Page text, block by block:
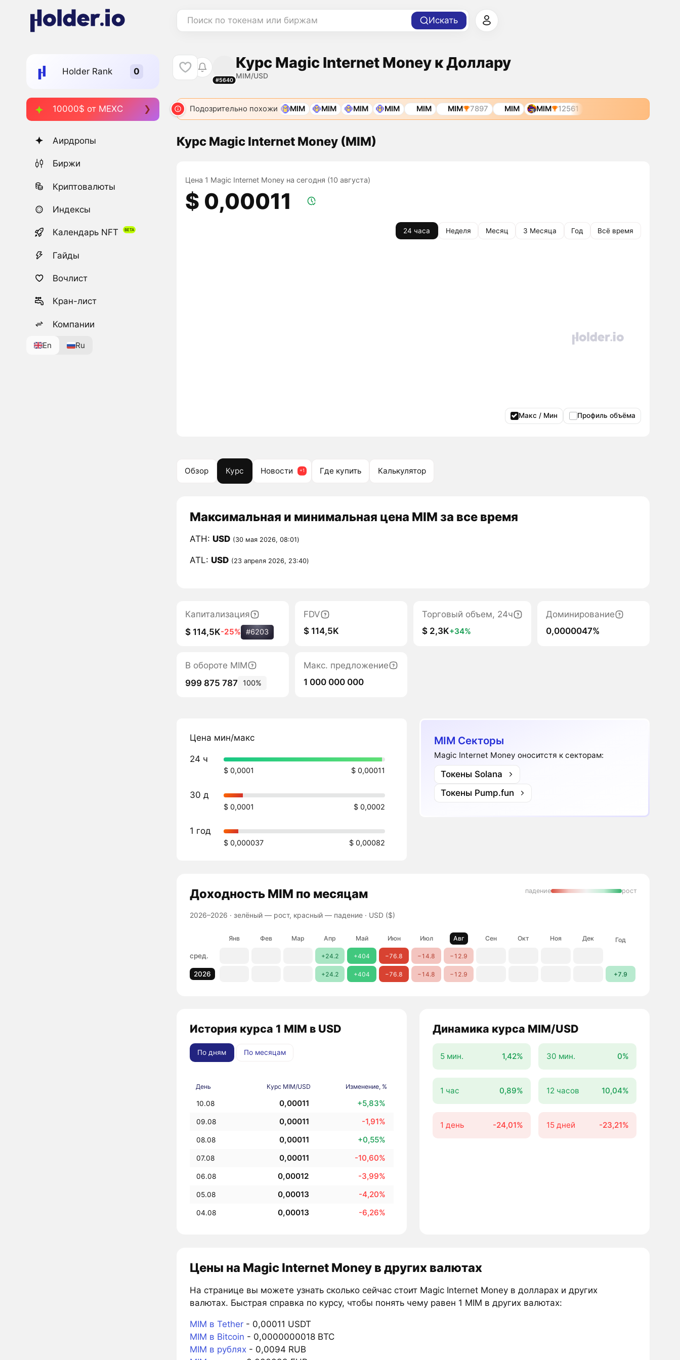
Поиск по токенам или биржам Искать
Holder Rank
10000$ от MEXC
Аирдропы
Биржи
Криптовалюты
Индексы
Календарь NFT
Гайды
Вочлист
Кран-лист
Компании
En Ru
#5640
Курс Magic Internet Money к Доллару
MIM/USD
Подозрительно похожи MIM MIM MIM MIM MIM MIM 7897 MIM MIM 12561
Курс Magic Internet Money (MIM)
Цена 1 Magic Internet Money на сегодня (10 августа)
$ 0,00011
24 часа Неделя Месяц 3 Месяца Год Всё время
Макс / Мин Профиль объёма
Обзор Курс Новости Где купить Калькулятор
Максимальная и минимальная цена MIM за все время
ATH: USD (30 мая 2026, 08:01)
ATL: USD (23 апреля 2026, 23:40)
Капитализация
$ 114,5K-25% #6203
FDV
$ 114,5K
Торговый объем, 24ч
$ 2,3K+34%
Доминирование
0,0000047%
В обороте MIM
999 875 787
100%
Макс. предложение
1 000 000 000
Цена мин/макс
24 ч
$ 0,0001 $ 0,00011
30 д
$ 0,0001 $ 0,0002
1 год
$ 0,000037 $ 0,00082
MIM Секторы
Magic Internet Money оноситстя к секторам:
Токены Solana
Токены Pump.fun
ДоходностьMIM по месяцам
2026–2026 · зелёный — рост, красный — падение· USD ($)
падение рост
Янв Фев Мар Апр Май Июн Июл Авг Сен Окт Ноя Дек Год
сред. +24.2 +404 −76.8 −14.8 −12.9
2026 +24.2 +404 −76.8 −14.8 −12.9 +7.9
История курса 1 MIM в USD
По дням По месяцам
День Курс MIM/USD Изменение, %
10.08 0,00011 +5,83%
09.08 0,00011 -1,91%
08.08 0,00011 +0,55%
07.08 0,00011 -10,60%
06.08 0,00012 -3,99%
05.08 0,00013 -4,20%
04.08 0,00013 -6,26%
Динамика курса MIM/USD
5 мин. 1,42% 30 мин. 0%
1 час 0,89% 12 часов 10,04%
1 день -24,01% 15 дней -23,21%
Цены на Magic Internet Money в других валютах
На странице вы можете узнать сколько сейчас стоит Magic Internet Money в долларах и других
валютах. Быстрая справка по курсу, чтобы понять чему равен 1 MIM в других валютах:
MIM в Tether- 0,00011 USDT
MIM в Bitcoin - 0,0000000018 BTC
MIM в рублях- 0,0094 RUB